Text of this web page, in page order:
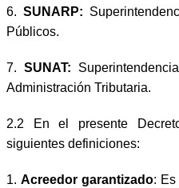
6. SUNARP:
Públicos.
7. SUNAT:
Administración Tributaria.
2.2 En el presente
siguientes definiciones:
1. Acreedor garantizado: